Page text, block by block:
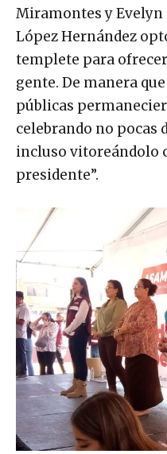
Miramontes y Evelyn
López Hernández
templete para
gente. De manera
públicas
celebrando no pocas
incluso vitoreándolo
presidente”.